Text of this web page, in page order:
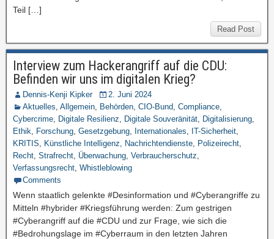
Teil […]
Read Post
Interview zum Hackerangriff auf die CDU:
Befinden wir uns im digitalen Krieg?
Dennis-Kenji Kipker
2. Juni 2024
Aktuelles, Allgemein, Behörden, CIO-Bund, Compliance,
Cybercrime, Digitale Resilienz, Digitale Souveränität, Digitalisierung,
Ethik, Forschung, Gesetzgebung, Internationales, IT-Sicherheit,
KRITIS, Künstliche Intelligenz, Nachrichtendienste, Polizeirecht,
Recht, Strafrecht, Überwachung, Verbraucherschutz,
Verfassungsrecht, Whistleblowing
Comments
Wenn staatlich gelenkte #Desinformation und #Cyberangriffe zu
Mitteln #hybrider #Kriegsführung werden: Zum gestrigen
#Cyberangriff auf die #CDU und zur Frage, wie sich die
#Bedrohungslage im #Cyberraum in den letzten Jahren